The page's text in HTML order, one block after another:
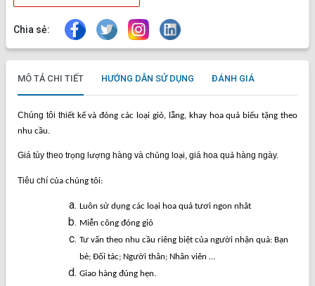
Chia sẻ:
MÔ TẢ CHI TIẾT HƯỚNG DẪN SỬ DỤNG ĐÁNH GIÁ
Chúng tôi thiết kế và đóng các loại giỏ, lẵng, khay hoa quả biếu tặng theo
nhu cầu.
Giá tùy theo trọng l ượng hàng và chủng loại, giá hoa quả hàng ngày.
Tiêu chí của chúng tôi:
Luôn sử dụng các loại hoa quả tươi ngon nhât
Miễn công đóng giỏ
Tư vấn theo nhu cầu riêng biệt của người nhận quà: Bạn
bè; Đối tác; Người thân; Nhân viên …
Giao hàng đúng hẹn.